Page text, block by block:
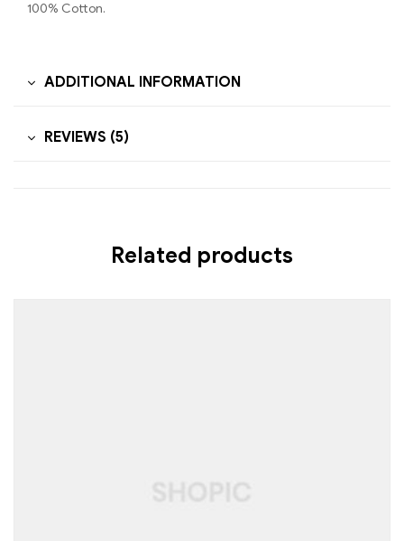
100% Cotton.
ADDITIONAL INFORMATION
REVIEWS (5)
Related products